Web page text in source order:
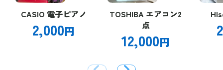
CASIO 電子ピアノ
2,000円
TOSHIBA エアコン2
点
12,000円